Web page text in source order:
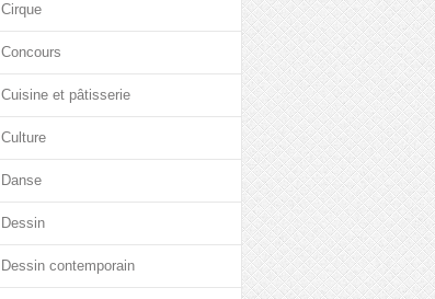
Cirque
Concours
Cuisine et pâtisserie
Culture
Danse
Dessin
Dessin contemporain